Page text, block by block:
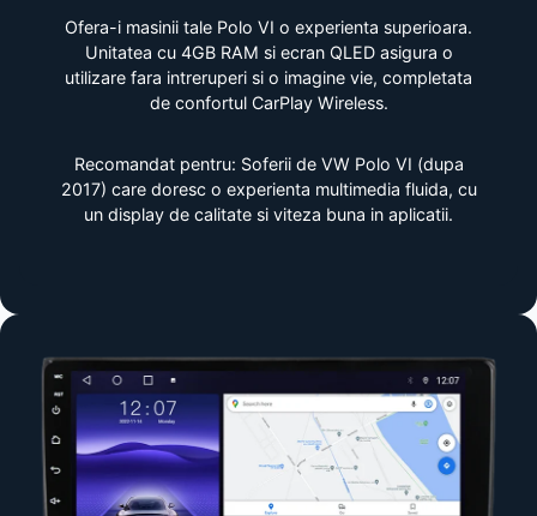
Ofera-i masinii tale Polo VI o experienta superioara.
Unitatea cu 4GB RAM si ecran QLED asigura o
utilizare fara intreruperi si o imagine vie, completata
de confortul CarPlay Wireless.
Recomandat pentru: Soferii de VW Polo VI (dupa
2017) care doresc o experienta multimedia fluida, cu
un display de calitate si viteza buna in aplicatii.